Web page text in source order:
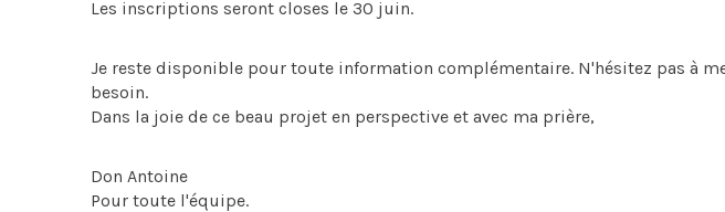
Les inscriptions seront closes le 30 juin.
Je reste disponible pour toute information complémentaire. N'hésitez pas à
besoin.
Dans la joie de ce beau projet en perspective et avec ma prière,
Don Antoine
Pour toute l'équipe.